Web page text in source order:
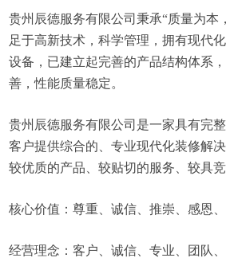
贵州辰德服务有限公司秉承“质量为本
足于高新技术，科学管理，拥有现代
设备，已建立起完善的产品结构体系
善，性能质量稳定。
贵州辰德服务有限公司是一家具有完
客户提供综合的、专业现代化装修解
较优质的产品、较贴切的服务、较具竞
核心价值：尊重、诚信、推崇、感恩
经营理念：客户、诚信、专业、团队